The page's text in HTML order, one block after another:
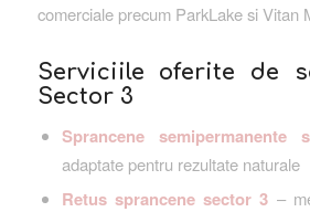
comerciale precum ParkLake si Vitan
Serviciile oferite de
Sector 3
Sprancene semipermanente
adaptate pentru rezultate naturale
Retus sprancene sector 3 –